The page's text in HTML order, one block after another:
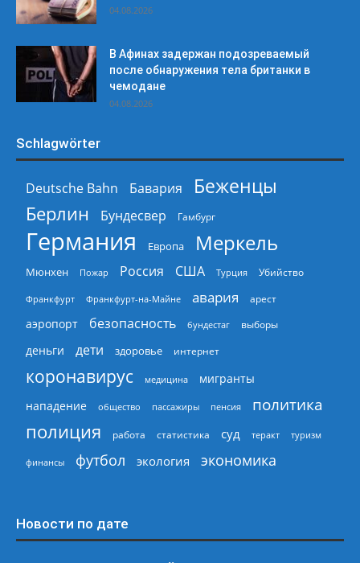
04.08.2026
В Афинах задержан подозреваемый
после обнаружения тела британки в
чемодане
04.08.2026
Schlagwörter
Deutsche Bahn Бавария
Беженцы
Берлин
Бундесвер Гамбург
Германия Европа Меркель
Мюнхен Пожар Россия США Турция Убийство
Франкфурт Франкфурт-на-Майне авария арест
аэропорт безопасность бундестаг выборы
деньги дети здоровье интернет
коронавирус медицина
мигранты
нападение
общество пассажиры пенсия политика
полиция работа статистика суд теракт туризм
финансы футбол экология экономика
Новости по дате